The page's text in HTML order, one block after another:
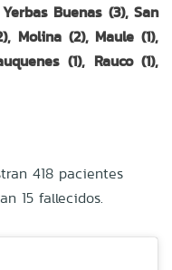
Buenas (3), San
Molina (2), Maule (1),
(1), Rauco (1),
418 pacientes
15 fallecidos.